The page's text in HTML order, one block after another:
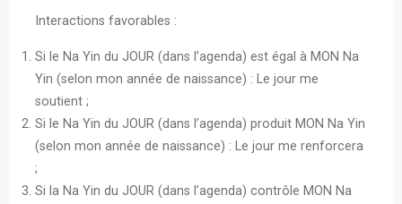
Interactions favorables :
Si le Na Yin du JOUR (dans l’agenda) est égal à MON Na
Yin (selon mon année de naissance) : Le jour me
soutient ;
Si le Na Yin du JOUR (dans l’agenda) produit MON Na Yin
(selon mon année de naissance) : Le jour me renforcera
;
Si la Na Yin du JOUR (dans l’agenda) contrôle MON Na